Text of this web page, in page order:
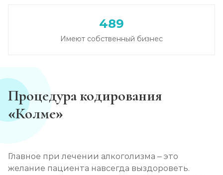
Кодирование Аквилонгом
от 2 850 ₽
от 2 500 ₽ Записаться
489
Имеют собственный бизнес
Процедура кодирования
«Колме»
Главное при лечении алкоголизма – это
желание пациента навсегда выздороветь.